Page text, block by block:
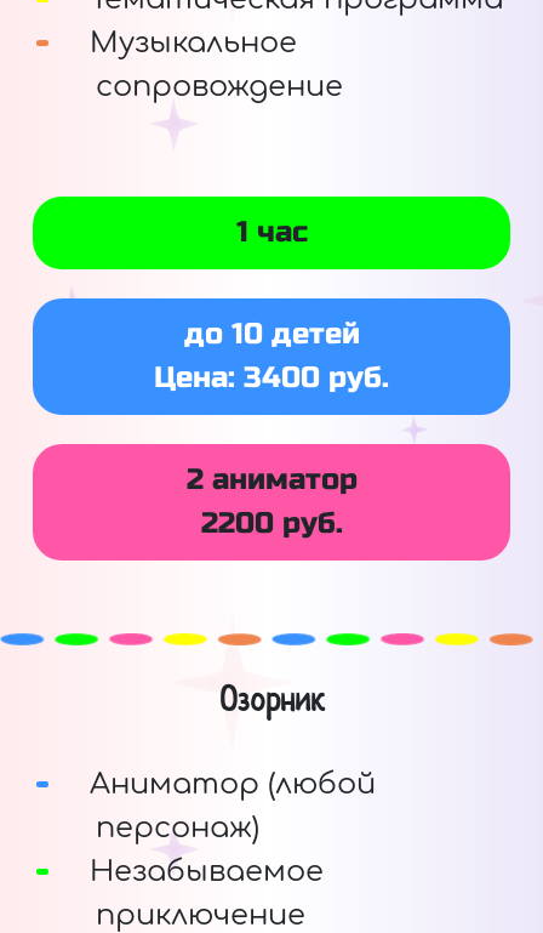
Музыкальное
сопровождение
1 час
до 10 детей
Цена: 3400 руб.
2 аниматор
2200 руб.
Озорник
Аниматор (любой
персонаж)
Незабываемое
приключение